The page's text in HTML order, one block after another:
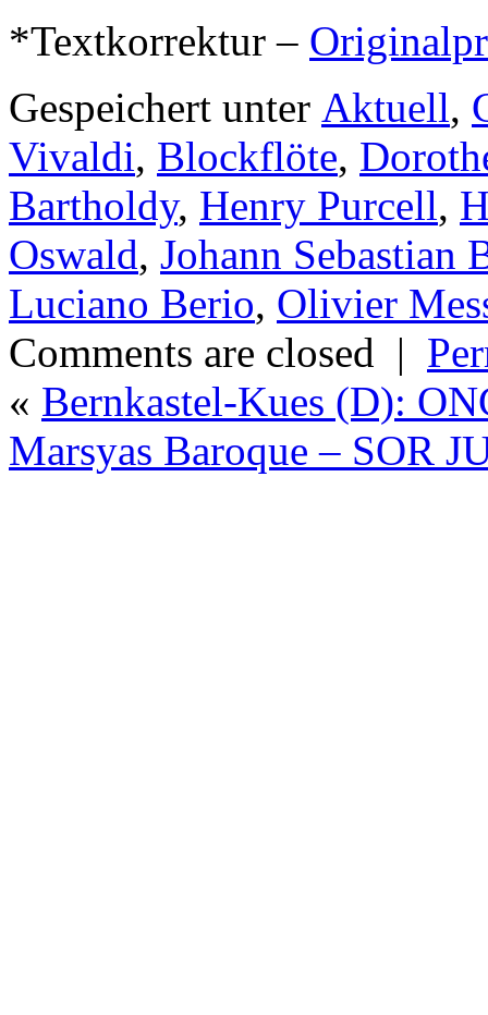
*Textkorrektur –
Gespeichert unter Aktuell,
Vivaldi, Blockflöte,
Bartholdy, Henry Purcell,
Oswald, Johann Sebastian
Luciano Berio, Olivier
Comments are closed |
« Bernkastel-Kues (D):
Marsyas Baroque – SOR